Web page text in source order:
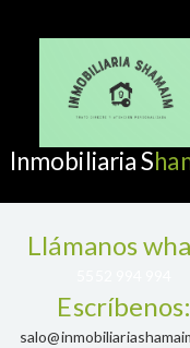
Inmobiliaria S
Llámanos
Escríbenos: